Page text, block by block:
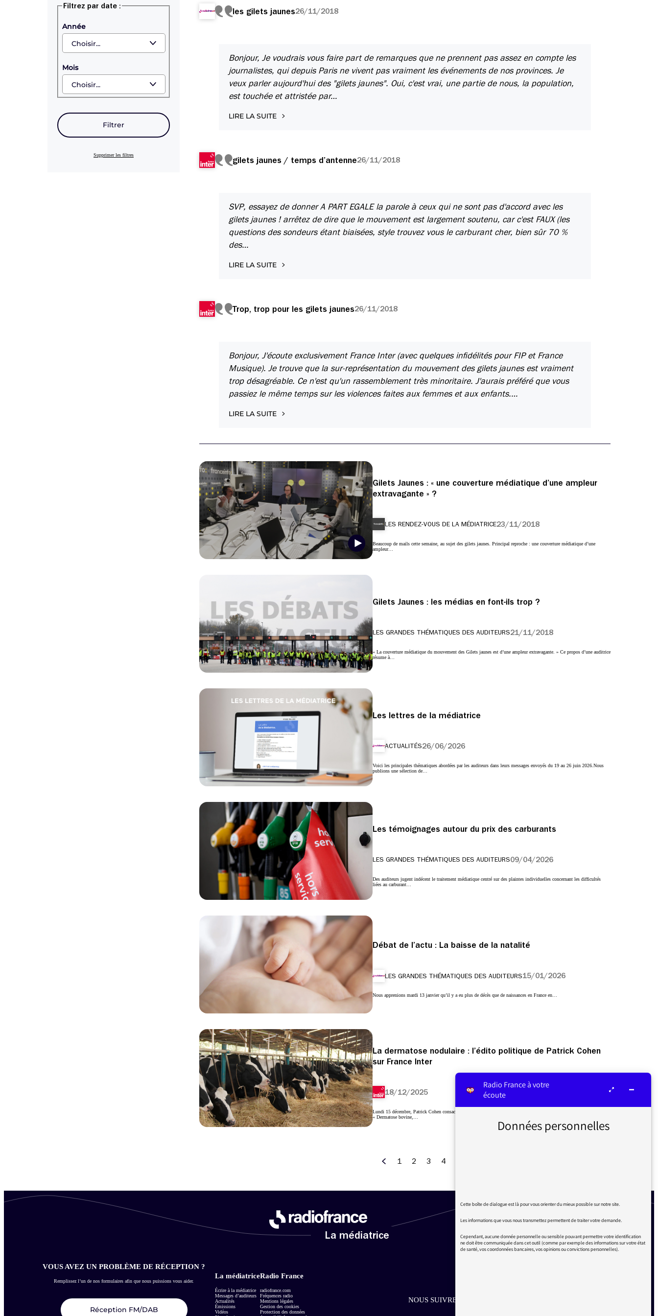
Filtrez par date :
Année
Mois
Filtrer
Supprimer les filtres
les gilets jaunes26/11/2018
Bonjour, Je voudrais vous faire part de remarques que ne prennent pas assez en compte les
journalistes, qui depuis Paris ne vivent pas vraiment les événements de nos provinces. Je
veux parler aujourd'hui des "gilets jaunes". Oui, c'est vrai, une partie de nous, la population,
est touchée et attristée par…
LIRE LA SUITE
gilets jaunes / temps d’antenne26/11/2018
SVP, essayez de donner A PART EGALE la parole à ceux qui ne sont pas d'accord avec les
gilets jaunes ! arrêtez de dire que le mouvement est largement soutenu, car c'est FAUX (les
questions des sondeurs étant biaisées, style trouvez vous le carburant cher, bien sûr 70 %
des…
LIRE LA SUITE
Trop, trop pour les gilets jaunes26/11/2018
Bonjour, J'écoute exclusivement France Inter (avec quelques infidélités pour FIP et France
Musique). Je trouve que la sur-représentation du mouvement des gilets jaunes est vraiment
trop désagréable. Ce n'est qu'un rassemblement très minoritaire. J'aurais préféré que vous
passiez le même temps sur les violences faites aux femmes et aux enfants.…
LIRE LA SUITE
Gilets Jaunes : « une couverture médiatique d’une ampleur
extravagante » ?
LES RENDEZ-VOUS DE LA MÉDIATRICE23/11/2018
Beaucoup de mails cette semaine, au sujet des gilets jaunes. Principal reproche : une couverture médiatique d’une
ampleur…
Gilets Jaunes : les médias en font-ils trop ?
LES GRANDES THÉMATIQUES DES AUDITEURS21/11/2018
« La couverture médiatique du mouvement des Gilets jaunes est d’une ampleur extravagante. » Ce propos d’une auditrice
résume à…
Les lettres de la médiatrice
ACTUALITÉS26/06/2026
Voici les principales thématiques abordées par les auditeurs dans leurs messages envoyés du 19 au 26 juin 2026.Nous
publions une sélection de…
Les témoignages autour du prix des carburants
LES GRANDES THÉMATIQUES DES AUDITEURS09/04/2026
Des auditeurs jugent indécent le traitement médiatique centré sur des plaintes individuelles concernant les difficultés
liées au carburant…
Débat de l’actu : La baisse de la natalité
LES GRANDES THÉMATIQUES DES AUDITEURS15/01/2026
Nous apprenions mardi 13 janvier qu’il y a eu plus de décès que de naissances en France en…
La dermatose nodulaire : l’édito politique de Patrick Cohen
sur France Inter
18/12/2025
Lundi 15 décembre, Patrick Cohen consacrait son édito politique à la dermatose nodulaire contagieuse (DNC) :
« Dermatose bovine,…
1 2 3 4
La médiatrice
VOUS AVEZ UN PROBLÈME DE RÉCEPTION ?
Remplissez l’un de nos formulaires afin que nous puissions vous aider.
Réception FM/DAB
La médiatrice
Écrire à la médiatrice
Messages d’auditeurs
Actualités
Émissions
Vidéos
Radio France
radiofrance.com
Fréquences radio
Mentions légales
Gestion des cookies
Protection des données
NOUS SUIVRE SUR LES RÉSEAUX
Radio France à votre
écoute
Données personnelles
Cette boîte de dialogue est là pour vous orienter du mieux possible sur notre site.
Les informations que vous nous transmettez permettent de traiter votre demande.
Cependant, aucune donnée personnelle ou sensible pouvant permettre votre identification
ne doit être communiquée dans cet outil (comme par exemple des informations sur votre état
de santé, vos coordonnées bancaires, vos opinions ou convictions personnelles).